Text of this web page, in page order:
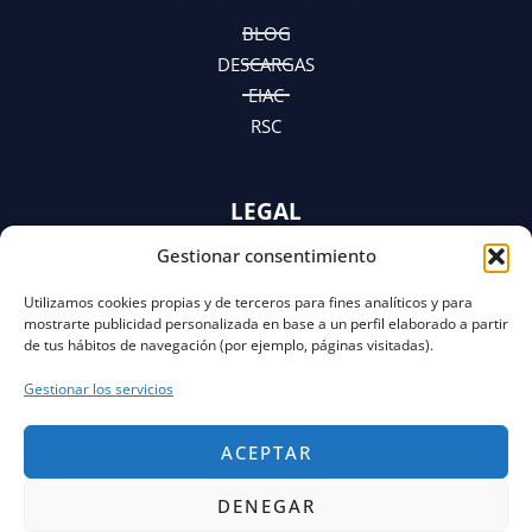
Gestionar consentimiento
Utilizamos cookies propias y de terceros para fines analíticos y para
mostrarte publicidad personalizada en base a un perfil elaborado a partir
de tus hábitos de navegación (por ejemplo, páginas visitadas).
Gestionar los servicios
ACEPTAR
DENEGAR
m
BLOG
DESCARGAS
EIAC
RSC
LEGAL
AVISO LEGAL
Y AVISO DE PRIVACIDAD
POLÍTICA DE COOKIES